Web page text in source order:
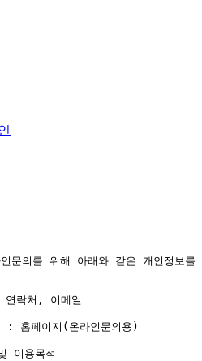
문의를 위해 아래와 같은 개인정보를
락처, 이메일
홈페이지(온라인문의용)
이용목적